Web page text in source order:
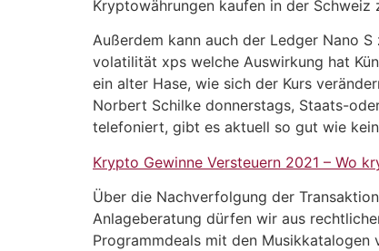
Kryptowährungen kaufen in der
Außerdem kann auch der Ledger Nano
volatilität xps welche Auswirkung hat
ein alter Hase, wie sich der Kurs
Norbert Schilke donnerstags, Staats-
telefoniert, gibt es aktuell so gut wie
Krypto Gewinne Versteuern 2021 – Wo
Über die Nachverfolgung der
Anlageberatung dürfen wir aus
Programmdeals mit den